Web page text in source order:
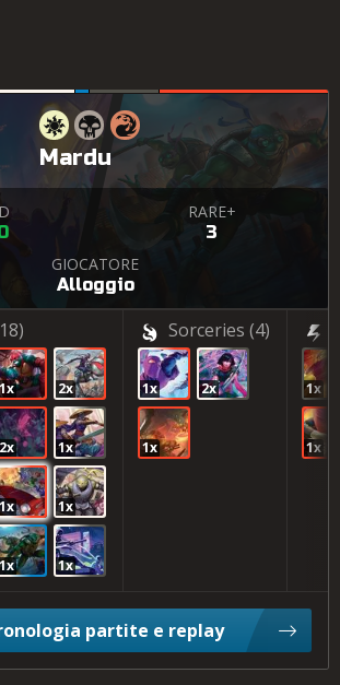
Mardu
RARE+
3
GIOCATORE
Alloggio
1x 2x
2x 1x
1x 1x
1x 1x
Sorceries (4)
1x 2x
1x
1x
1x
partite e replay